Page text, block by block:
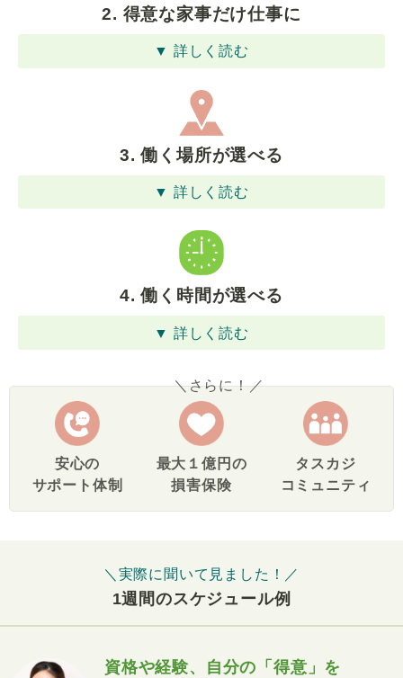
2. 得意な家事だけ仕事に
▼ 詳しく読む
3. 働く場所が選べる
▼ 詳しく読む
4. 働く時間が選べる
▼ 詳しく読む
＼さらに！／
安心の
サポート体制
最大１億円の
損害保険
タスカジ
コミュニティ
＼実際に聞いて見ました！／
1週間のスケジュール例
資格や経験、自分の「得意」を